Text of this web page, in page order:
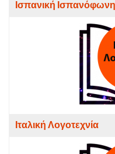
Ισπανική
Ιταλική Λογοτεχνία